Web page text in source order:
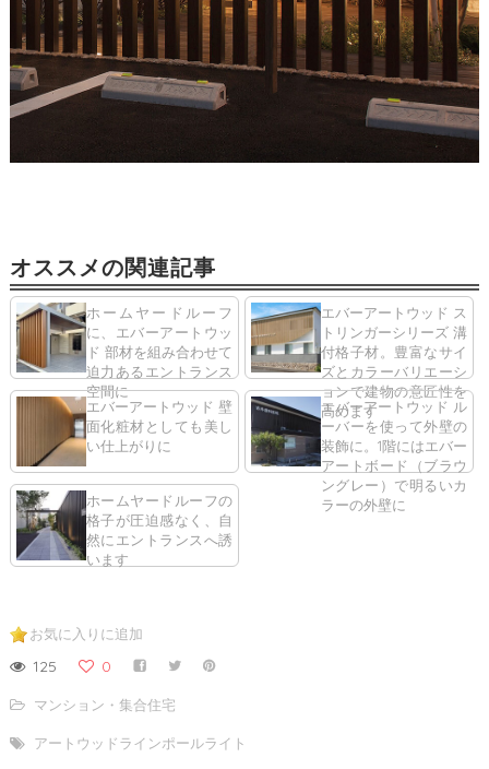
オススメの関連記事
ホームヤードルーフ
に、エバーアートウッ
ド 部材を組み合わせて
迫力あるエントランス
空間に
エバーアートウッド ス
トリンガーシリーズ 溝
付格子材。豊富なサイ
ズとカラーバリエーシ
ョンで建物の意匠性を
高めます
エバーアートウッド 壁
面化粧材としても美し
い仕上がりに
エバーアートウッド ル
ーバーを使って外壁の
装飾に。1階にはエバー
アートボード（ブラウ
ングレー）で明るいカ
ラーの外壁に
ホームヤードルーフの
格子が圧迫感なく、自
然にエントランスへ誘
います
お気に入りに追加
125 0
マンション・集合住宅
アートウッドラインポールライト